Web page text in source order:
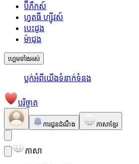
ប៊ីភឺកស៍
ហ្វតធី ហ្ស៊ីវស៍
បេះដូង
ម៉ាជុង
ហ្គេមទាំងអស់
ប្លក់អំពីយើងទំនាក់ទំនង
បរិច្ចាគ
ការជូនដំណឹង ភាសាខ្មែរ
ភាសា